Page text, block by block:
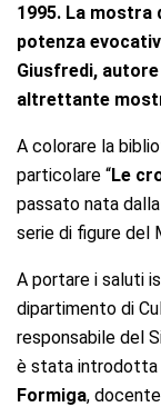
1995. La mostra
potenza
Giusfredi,
altrettante
A colorare la
particolare “Le
passato nata
serie di figure del
A portare i saluti
dipartimento di
responsabile del
è stata introdotta
Formiga,